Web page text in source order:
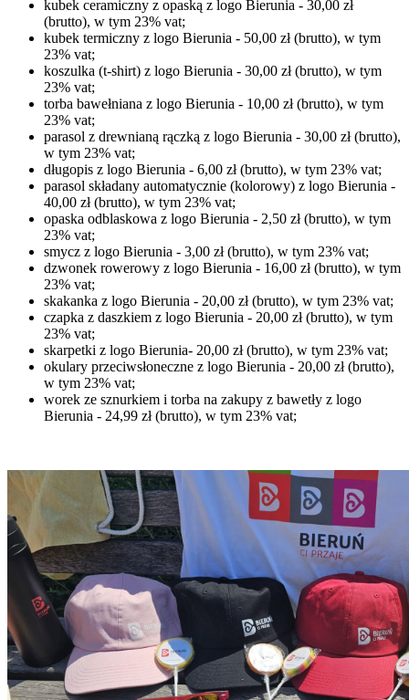
kubek ceramiczny z opaską z logo Bierunia - 30,00 zł
(brutto), w tym 23% vat;
kubek termiczny z logo Bierunia - 50,00 zł (brutto), w tym
23% vat;
koszulka (t-shirt) z logo Bierunia - 30,00 zł (brutto), w tym
23% vat;
torba bawełniana z logo Bierunia - 10,00 zł (brutto), w tym
23% vat;
parasol z drewnianą rączką z logo Bierunia - 30,00 zł (brutto),
w tym 23% vat;
długopis z logo Bierunia - 6,00 zł (brutto), w tym 23% vat;
parasol składany automatycznie (kolorowy) z logo Bierunia -
40,00 zł (brutto), w tym 23% vat;
opaska odblaskowa z logo Bierunia - 2,50 zł (brutto), w tym
23% vat;
smycz z logo Bierunia - 3,00 zł (brutto), w tym 23% vat;
dzwonek rowerowy z logo Bierunia - 16,00 zł (brutto), w tym
23% vat;
skakanka z logo Bierunia - 20,00 zł (brutto), w tym 23% vat;
czapka z daszkiem z logo Bierunia - 20,00 zł (brutto), w tym
23% vat;
skarpetki z logo Bierunia- 20,00 zł (brutto), w tym 23% vat;
okulary przeciwsłoneczne z logo Bierunia - 20,00 zł (brutto),
w tym 23% vat;
worek ze sznurkiem i torba na zakupy z bawetły z logo
Bierunia - 24,99 zł (brutto), w tym 23% vat;